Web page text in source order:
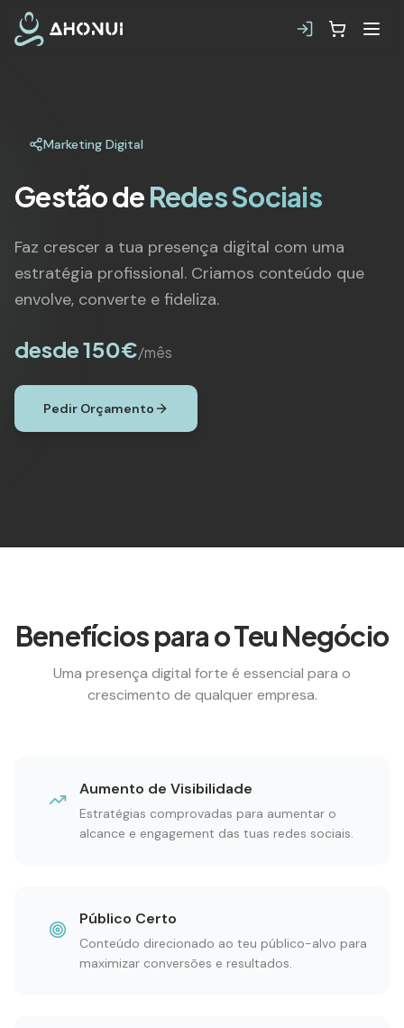
Marketing Digital
Gestão deRedes Sociais
Faz crescer a tua presença digital com uma
estratégia profissional. Criamos conteúdo que
envolve, converte e fideliza.
desde 150€/mês
Pedir Orçamento
Benefícios para o Teu Negócio
Uma presença digital forte é essencial para o
crescimento de qualquer empresa.
Aumento de Visibilidade
Estratégias comprovadas para aumentar o
alcance e engagement das tuas redes sociais.
Público Certo
Conteúdo direcionado ao teu público-alvo para
maximizar conversões e resultados.